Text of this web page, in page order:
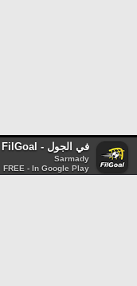
في الجول - FilGoal
Sarmady
FREE - In Google Play